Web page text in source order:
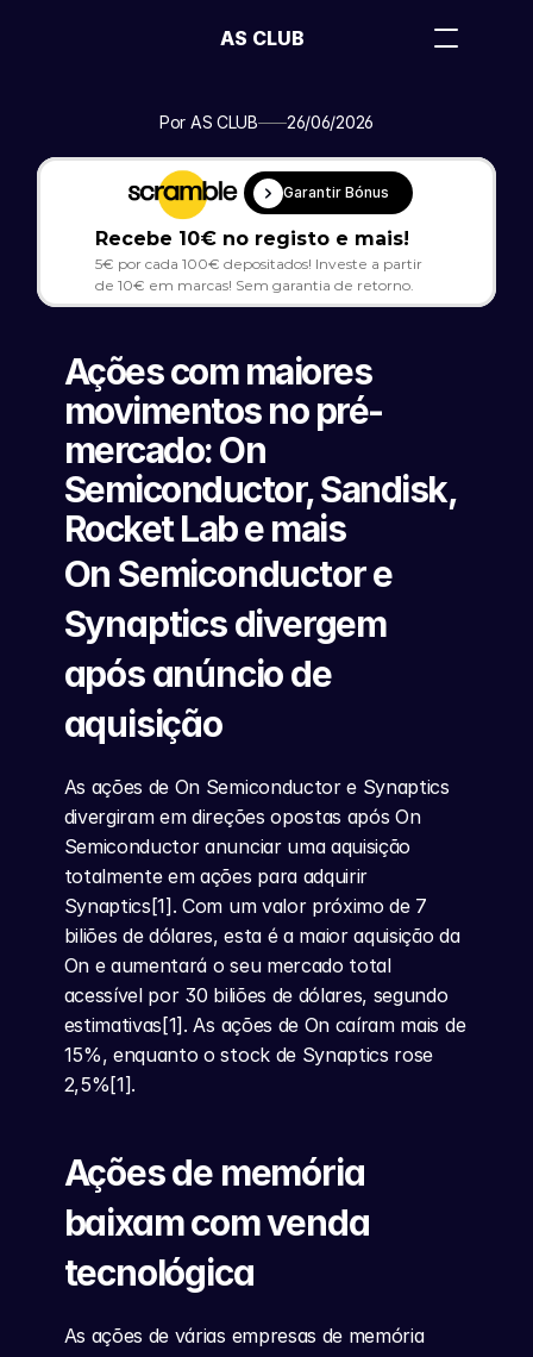
Por AS CLUB 26/06/2026
Garantir Bónus
Recebe 10€ no registo e mais!
5€ por cada 100€ depositados! Investe a partir
de 10€ em marcas! Sem garantia de retorno.
Ações com maiores
movimentos no pré-
mercado: On
Semiconductor, Sandisk,
Rocket Lab e mais
On Semiconductor e
Synaptics divergem
após anúncio de
aquisição
As ações de On Semiconductor e Synaptics
divergiram em direções opostas após On
Semiconductor anunciar uma aquisição
totalmente em ações para adquirir
Synaptics[1]. Com um valor próximo de 7
biliões de dólares, esta é a maior aquisição da
On e aumentará o seu mercado total
acessível por 30 biliões de dólares, segundo
estimativas[1]. As ações de On caíram mais de
15%, enquanto o stock de Synaptics rose
2,5%[1].
Ações de memória
baixam com venda
tecnológica
As ações de várias empresas de memória
AS CLUB